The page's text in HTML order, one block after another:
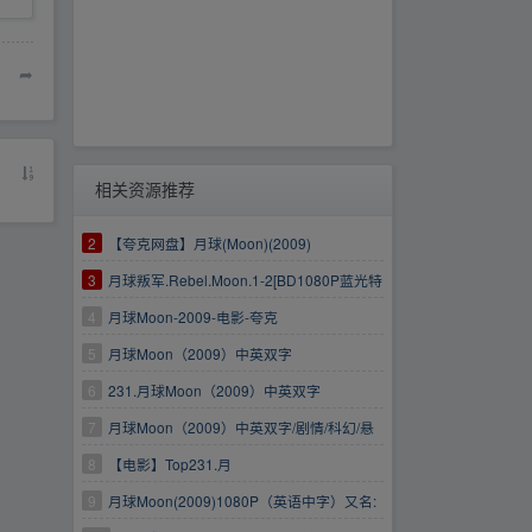
➦
相关资源推荐
2
【夸克网盘】月球(Moon)(2009)
3
月球叛军.Rebel.Moon.1-2[BD1080P蓝光特
效字幕版]
4
月球Moon-2009-电影-夸克
5
月球Moon（2009）中英双字
6
231.月球Moon（2009）中英双字
7
月球Moon（2009）中英双字/剧情/科幻/悬
疑
8
【电影】Top231.月
球.Moon.2009.GREENOTEA
9
月球Moon(2009)1080P（英语中字）又名: